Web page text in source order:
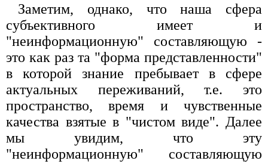
Заметим, однако, что наша сфера
субъективного имеет и
"неинформационную" составляющую -
это как раз та "форма представленности"
в которой знание пребывает в сфере
актуальных переживаний, т.е. это
пространство, время и чувственные
качества взятые в "чистом виде". Далее
мы увидим, что эту
"неинформационную" составляющую